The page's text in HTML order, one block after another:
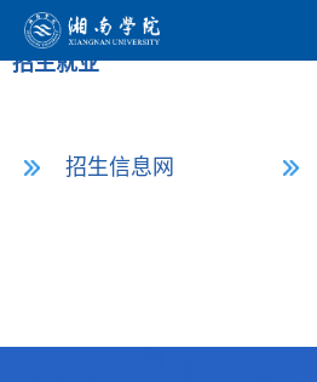
招生就业
招生信息网